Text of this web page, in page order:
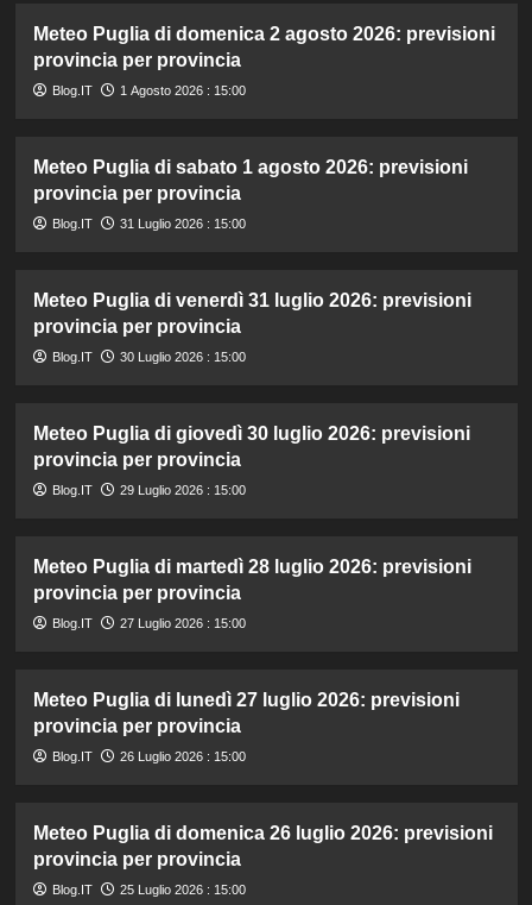
Meteo Puglia di domenica 2 agosto 2026: previsioni
provincia per provincia
Blog.IT 1 Agosto 2026 : 15:00
Meteo Puglia di sabato 1 agosto 2026: previsioni
provincia per provincia
Blog.IT 31 Luglio 2026 : 15:00
Meteo Puglia di venerdì 31 luglio 2026: previsioni
provincia per provincia
Blog.IT 30 Luglio 2026 : 15:00
Meteo Puglia di giovedì 30 luglio 2026: previsioni
provincia per provincia
Blog.IT 29 Luglio 2026 : 15:00
Meteo Puglia di martedì 28 luglio 2026: previsioni
provincia per provincia
Blog.IT 27 Luglio 2026 : 15:00
Meteo Puglia di lunedì 27 luglio 2026: previsioni
provincia per provincia
Blog.IT 26 Luglio 2026 : 15:00
Meteo Puglia di domenica 26 luglio 2026: previsioni
provincia per provincia
Blog.IT 25 Luglio 2026 : 15:00